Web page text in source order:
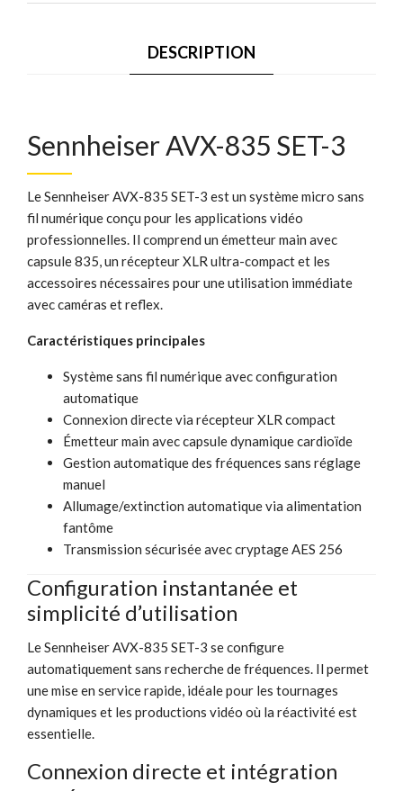
DESCRIPTION
Sennheiser AVX-835 SET-3
Le Sennheiser AVX-835 SET-3 est un système micro sans
fil numérique conçu pour les applications vidéo
professionnelles. Il comprend un émetteur main avec
capsule 835, un récepteur XLR ultra-compact et les
accessoires nécessaires pour une utilisation immédiate
avec caméras et reflex.
Caractéristiques principales
Système sans fil numérique avec configuration
automatique
Connexion directe via récepteur XLR compact
Émetteur main avec capsule dynamique cardioïde
Gestion automatique des fréquences sans réglage
manuel
Allumage/extinction automatique via alimentation
fantôme
Transmission sécurisée avec cryptage AES 256
Configuration instantanée et
simplicité d’utilisation
Le Sennheiser AVX-835 SET-3 se configure
automatiquement sans recherche de fréquences. Il permet
une mise en service rapide, idéale pour les tournages
dynamiques et les productions vidéo où la réactivité est
essentielle.
Connexion directe et intégration